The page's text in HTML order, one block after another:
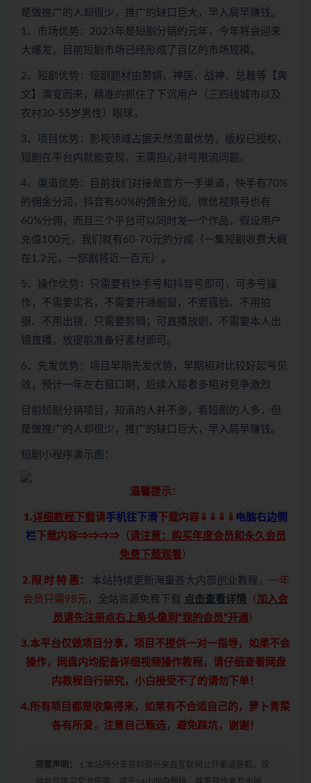
是做推广的人却很少，推广的缺口巨大，早入局早赚钱。
1、市场优势：2023年是短剧分销的元年，今年将会迎来
大爆发，目前短剧市场已经形成了百亿的市场规模。
2、短剧优势：短剧题材由赘婿、神医、战神、总裁等【爽
文】演变而来，精准的抓住了下沉用户（三四线城市以及
农村30-55岁男性）眼球。
3、项目优势：影视领域占据天然流量优势，版权已授权，
短剧在平台内就能变现，无需担心封号限流问题。
4、渠道优势：目前我们对接是官方一手渠道，快手有70%
的佣金分润，抖音有60%的佣金分润，微信视频号也有
60%分佣，而且三个平台可以同时发一个作品，假设用户
充值100元，我们就有60-70元的分成（一集短剧收费大概
在1.2元，一部剧将近一百元）。
5、操作优势：只需要有快手号和抖音号即可，可多号操
作，不需要实名，不需要开通橱窗，不要露脸、不用拍
摄、不用出镜，只需要剪辑；可直播放剧，不需要本人出
镜直播，放提前准备好素材即可。
6、先发优势：项目早期先发优势，早期相对比较好起号见
效，预计一年左右窗口期，后续入局者多相对竞争激烈
目前短剧分销项目，知道的人并不多，看短剧的人多，但
是做推广的人却很少，推广的缺口巨大，早入局早赚钱。
短剧小程序演示图：
温馨提示：
1.详细教程下载请手机往下滑 下载内容⇓⇓⇓⇓ 电脑右边侧
栏下载内容⇒⇒⇒⇒（请注意：购买年度会员和永久会员
免费下载观看）
2.限 时 特 惠 ： 本站持续更新海量各大内部创业教程， 一年
会员只需98元 ，全站资源免费下载 点击查看详情 （ 加入会
员请先注册点右上角头像到“我的会员”开通）
3.本平台仅做项目分享，项目不提供一对一指导，如果不会
操作，网盘内均配备详细视频操作教程，请仔细查看网盘
内教程自行研究，小白接受不了的请勿下单！
4.所有项目都是收集得来，如果有不合适自己的，萝卜青菜
各有所爱，注意自己甄选，避免踩坑，谢谢！
郑重声明：
1.本站所分享资料部分来自互联网公开渠道获取，仅